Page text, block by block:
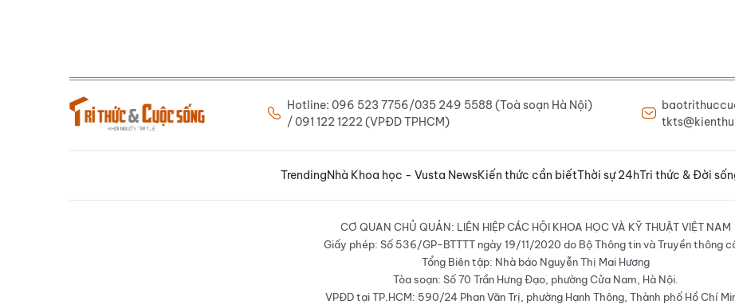
Hotline: 096 523 7756/035 249 5588 (Toà soạn Hà Nội)
/ 091 122 1222 (VPĐD TPHCM)
TrendingNhà Khoa học - Vusta NewsKiến thức cần biếtThời sự 24hTri thức & Đời
CƠ QUAN CHỦ QUẢN: LIÊN HIỆP CÁC HỘI KHOA HỌC VÀ KỸ THUẬT VIỆT NAM
Giấy phép: Số 536/GP-BTTTT ngày 19/11/2020 do Bộ Thông tin và Truyền thông
Tổng Biên tập: Nhà báo Nguyễn Thị Mai Hương
Tòa soạn: Số 70 Trần Hưng Đạo, phường Cửa Nam, Hà Nội.
VPĐD tại TP.HCM: 590/24 Phan Văn Trị, phường Hạnh Thông, Thành phố Hồ Chí